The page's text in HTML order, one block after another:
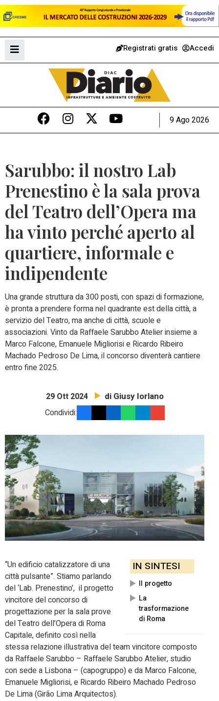
Registrati gratis Accedi
9 Ago 2026
Sarubbo: il nostro Lab
Prenestino è la sala prova
del Teatro dell’Opera ma
ha vinto perché aperto al
quartiere, informale e
indipendente
Una grande struttura da 300 posti, con spazi di formazione,
è pronta a prendere forma nel quadrante est della città, a
servizio del Teatro, ma anche di città, scuole e
associazioni. Vinto da Raffaele Sarubbo Atelier insieme a
Marco Falcone, Emanuele Migliorisi e Ricardo Ribeiro
Machado Pedroso De Lima, il concorso diventerà cantiere
entro fine 2025.
29 Ott 2024 di Giusy Iorlano
Condividi:
IN SINTESI
Il progetto
La
trasformazione
di Roma
“Un edificio catalizzatore di una
città pulsante”. Stiamo parlando
del ‘Lab. Prenestino’, il progetto
vincitore del concorso di
progettazione per la sala prove
del Teatro dell’Opera di Roma
Capitale, definito così nella
stessa relazione illustrativa del team vincitore composto
da Raffaele Sarubbo – Raffaele Sarubbo Atelier, studio
con sede a Lisbona – (capogruppo) e da Marco Falcone,
Emanuele Migliorisi, e Ricardo Ribeiro Machado Pedroso
De Lima (Girão Lima Arquitectos).